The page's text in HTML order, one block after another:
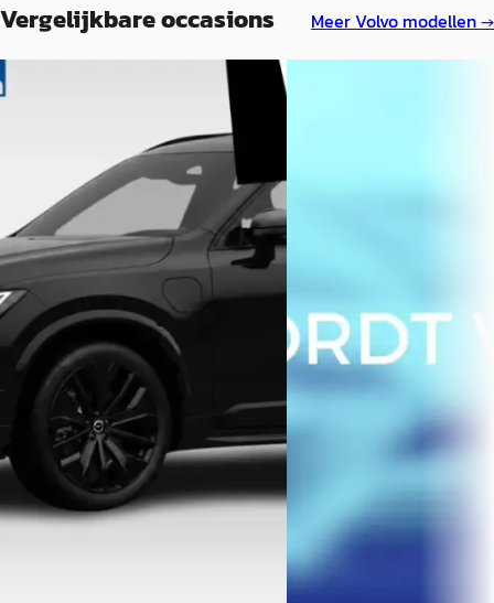
Vergelijkbare occasions MeerVolvo modellen →
A
Volvo XC90
2.0 T8 Plug-in hybrid AWD Ultra
Black Ed. Exec.
€ 89.500
v.a. € 1.897/mnd
Boven markt
2026 · 1.500 km · Hybride · Automaat
Autobedrijf Dirk van der Steen
Limmen
Bekijk aanbieding →
Boven markt
2026 · 1 km · Hybride ·
Autobedrijf Dirk van der
Limmen
Bekijk aanbieding →